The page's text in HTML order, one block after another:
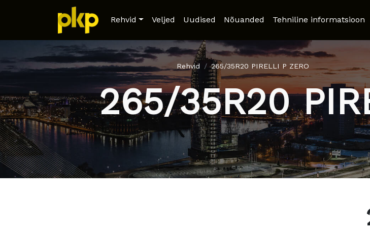
Rehvid Veljed Uudised Nõuanded Tehniline informatsioon
Rehvid 265/35R20 PIRELLI P ZERO
265/35R20